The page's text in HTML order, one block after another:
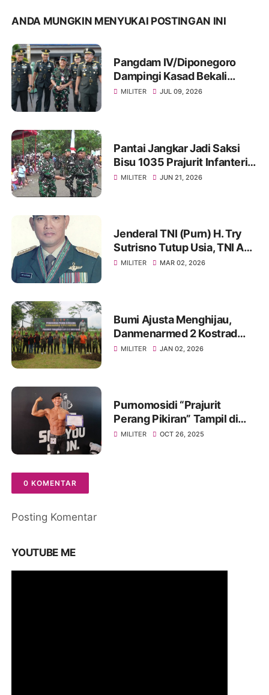
ANDA MUNGKIN MENYUKAI POSTINGAN INI
Pangdam IV/Diponegoro
Dampingi Kasad Bekali
Taruna Akmil, Siapkan
MILITER JUL 09, 2026
Pantai Jangkar Jadi Saksi
Bisu 1035 Prajurit Infanteri,
Ikuti Tradisi Pembaretan
MILITER JUN 21, 2026
Jenderal TNI (Purn) H. Try
Sutrisno Tutup Usia, TNI AD
Berduka
MILITER MAR 02, 2026
Bumi Ajusta Menghijau,
Danmenarmed 2 Kostrad
Pimpin Gerakan Tanam
MILITER JAN 02, 2026
Purnomosidi “Prajurit
Perang Pikiran” Tampil di
Body Contest Piala Wali
MILITER OCT 26, 2025
0 KOMENTAR
Posting Komentar
YOUTUBE ME